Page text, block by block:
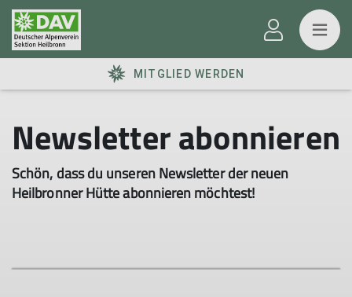
MITGLIED WERDEN
Newsletter abonnieren
Schön, dass du unseren Newsletter der neuen
Heilbronner Hütte abonnieren möchtest!